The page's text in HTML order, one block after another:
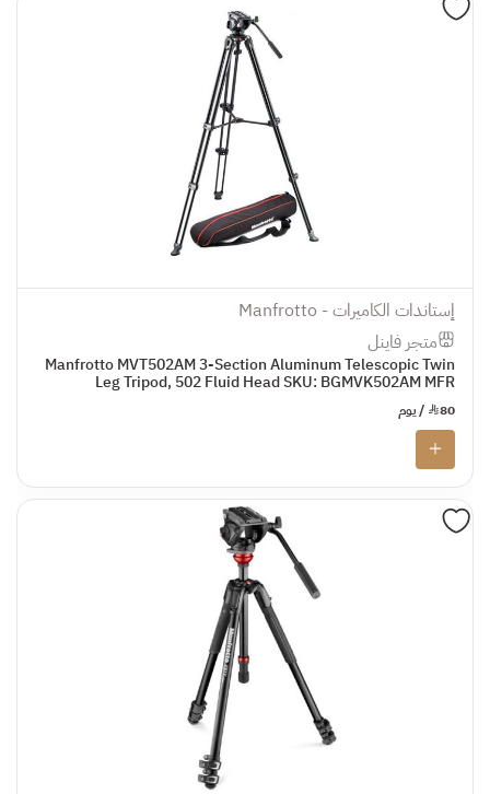
إستاندات الكاميرات - Manfrotto
متجر فاينل
Manfrotto MVT502AM 3-Section Aluminum Telescopic Twin
Leg Tripod, 502 Fluid Head SKU: BGMVK502AM MFR
80
¥ / يوم